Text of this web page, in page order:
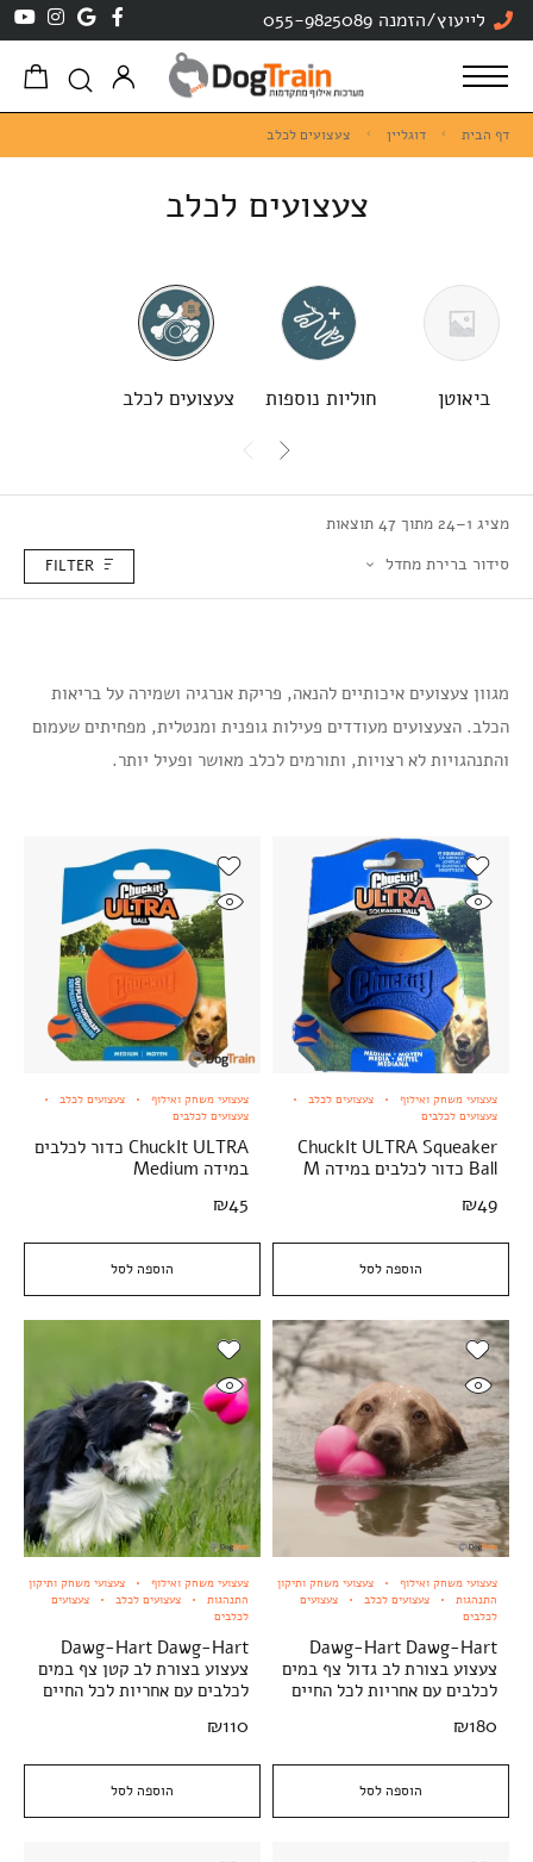
לייעוץ/הזמנה 055-9825089
דף הבית דוגליין צעצועים לכלב
צעצועים לכלב
ביאוטן חוליות נוספות צעצועים לכלב
מציג 1–24 מתוך 47 תוצאות
סידור ברירת מחדל
FILTER
מגוון צעצועים איכותיים להנאה, פריקת אנרגיה ושמירה על בריאות
הכלב. הצעצועים מעודדים פעילות גופנית ומנטלית, מפחיתים שעמום
והתנהגויות לא רצויות, ותורמים לכלב מאושר ופעיל יותר.
הוספה לסל
צעצועי משחק ואילוף
צעצועים לכלב
צעצועים לכלבים
ChuckIt ULTRA Squeaker
Ball כדור לכלבים במידה M
₪49
הוספה לסל
צעצועי משחק ואילוף
צעצועים לכלב
צעצועים לכלבים
ChuckIt ULTRA כדור לכלבים
במידה Medium
₪45
הוספה לסל
צעצועי משחק ואילוף
צעצועי משחק ותיקון
התנהגות
צעצועים לכלב
צעצועים
לכלבים
Dawg-Hart Dawg-Hart
צעצוע בצורת לב גדול צף במים
לכלבים עם אחריות לכל החיים
₪180
הוספה לסל
צעצועי משחק ואילוף
צעצועי משחק ותיקון
התנהגות
צעצועים לכלב
צעצועים
לכלבים
Dawg-Hart Dawg-Hart
צעצוע בצורת לב קטן צף במים
לכלבים עם אחריות לכל החיים
₪110